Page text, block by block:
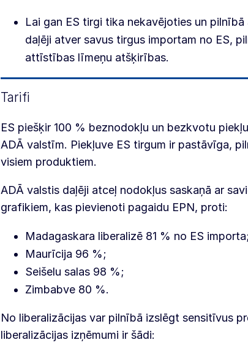
Lai gan ES tirgi tika nekavējoties un
daļēji atver savus tirgus importam no ES,
attīstības līmeņu atšķirības.
Tarifi
ES piešķir 100 % beznodokļu un bezkvotu
ADĀ valstīm. Piekļuve ES tirgum ir pastāvīga,
visiem produktiem.
ADĀ valstis daļēji atceļ nodokļus saskaņā ar
grafikiem, kas pievienoti pagaidu EPN, proti:
Madagaskara liberalizē 81 % no ES importa;
Maurīcija 96 %;
Seišelu salas 98 %;
Zimbabve 80 %.
No liberalizācijas var pilnībā izslēgt sensitīvus
liberalizācijas izņēmumi ir šādi: